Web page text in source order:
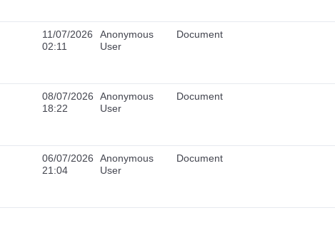
11/07/2026
02:11
Anonymous
User
Document
08/07/2026
18:22
Anonymous
User
Document
06/07/2026
21:04
Anonymous
User
Document